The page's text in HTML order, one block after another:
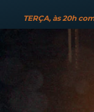
TERÇA, às 20h